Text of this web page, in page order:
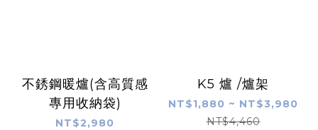
不銹鋼暖爐(含高質感
專用收納袋)
NT$2,980
K5 爐 /爐架
NT$1,880 ~ NT$3,980
NT$4,460